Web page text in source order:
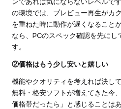
の環境では、プレビュー再生がカ
を重ねた時に動作が遅くなること
なら、PCのスペック確認を先にし
す。
②価格はもう少し安いと嬉しい
機能やクオリティを考えれば決し
無料・格安ソフトが増えてきた今
価格帯だったら」と感じることは